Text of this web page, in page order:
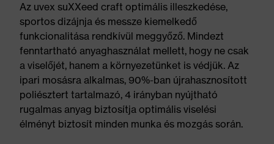
Az uvex suXXeed craft optimális illeszkedése,
sportos dizájnja és messze kiemelkedő
funkcionalitása rendkívül meggyőző. Mindezt
fenntartható anyaghasználat mellett, hogy ne csak
a viselőjét, hanem a környezetünket is védjük. Az
ipari mosásra alkalmas, 90%-ban újrahasznosított
poliésztert tartalmazó, 4 irányban nyújtható
rugalmas anyag biztosítja optimális viselési
élményt biztosít minden munka és mozgás során.